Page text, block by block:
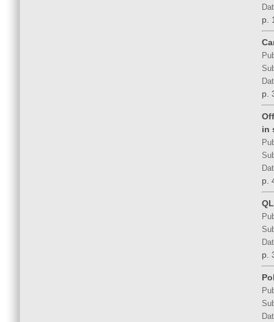
p.
p.
in
p.
p.